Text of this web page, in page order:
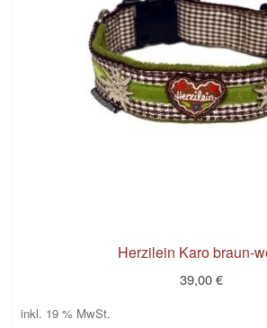
Widerrufsbelehrung
Zahlungsarten
Herzilein Karo braun-
39,00€
inkl. 19 % MwSt.